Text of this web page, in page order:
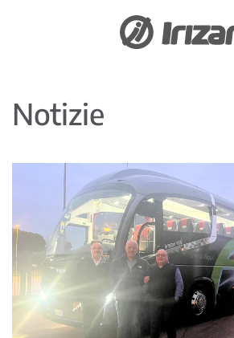
Skip to main content
Notizie